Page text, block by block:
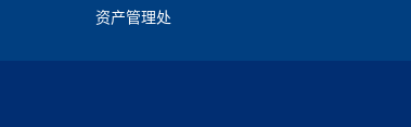
资产管理处